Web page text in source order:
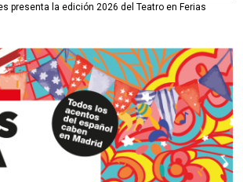
presenta la edición 2026 del Teatro en Ferias